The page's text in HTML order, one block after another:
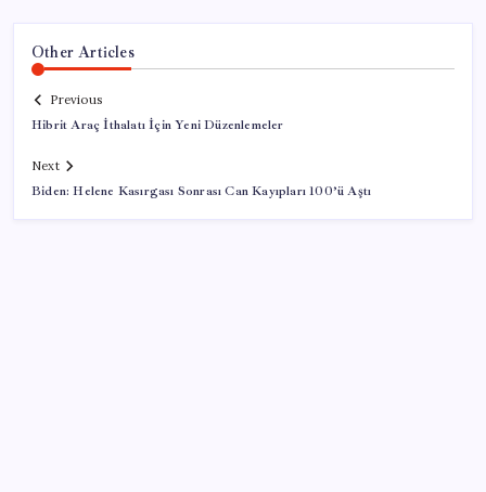
Other Articles
Previous
Hibrit Araç İthalatı İçin Yeni Düzenlemeler
Next
Biden: Helene Kasırgası Sonrası Can Kayıpları 100’ü Aştı